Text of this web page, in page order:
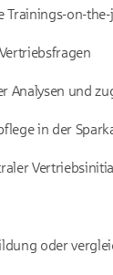
on-
Analysen und
in der
oder